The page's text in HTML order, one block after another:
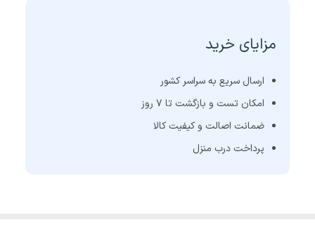
مزایای خرید
ارسال سریع به سراسر کشور
امکان تست و بازگشت تا 7 روز
ضمانت اصالت و کیفیت کالا
پرداخت درب منزل